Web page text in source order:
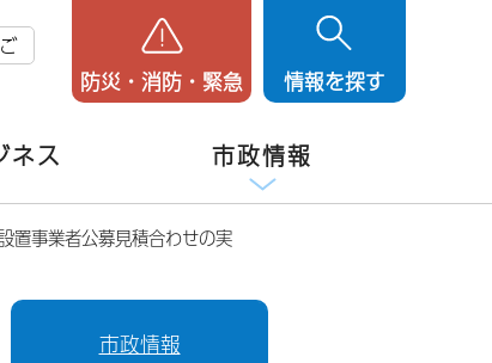
防災・消防・緊急 情報を探す
ネス 市政情報
置事業者公募見積合わせの実
市政情報